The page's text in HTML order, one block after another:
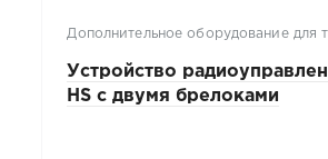
Дополнительное оборудование для
Устройство
HS с двумя брелоками